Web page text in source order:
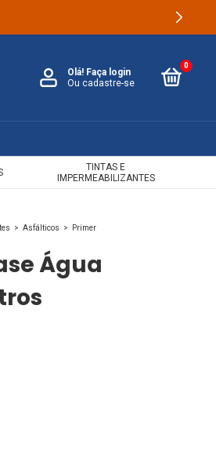
Olá! Faça login
Ou cadastre-se
0
TINTAS E
IMPERMEABILIZANTES
> Asfálticos >
Primer
Água